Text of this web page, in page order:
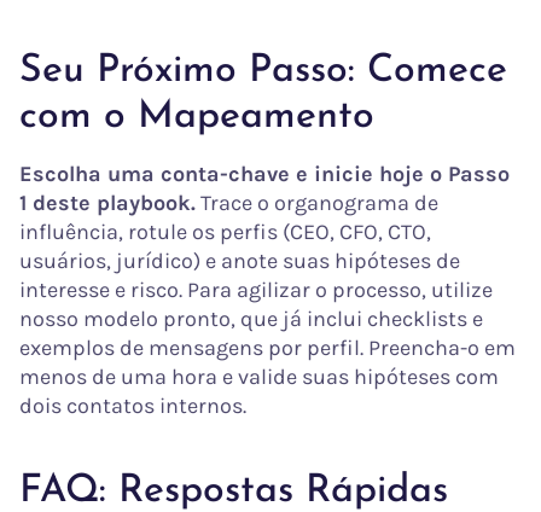
Seu Próximo Passo: Comece
com o Mapeamento
Escolha uma conta-chave e inicie hoje o Passo
1 deste playbook.Trace o organograma de
influência, rotule os perfis (CEO, CFO, CTO,
usuários, jurídico) e anote suas hipóteses de
interesse e risco. Para agilizar o processo, utilize
nosso modelo pronto, que já inclui checklists e
exemplos de mensagens por perfil. Preencha-o em
menos de uma hora e valide suas hipóteses com
dois contatos internos.
FAQ: Respostas Rápidas